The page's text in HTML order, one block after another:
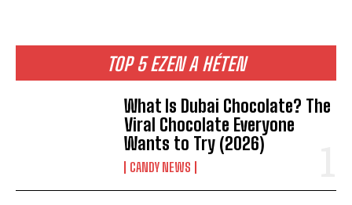
TOP 5 EZEN A HÉTEN
What Is Dubai Chocolate? The
Viral Chocolate Everyone
Wants to Try (2026)
CANDY NEWS